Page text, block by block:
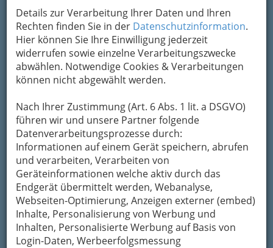
Details zur Verarbeitung Ihrer Daten und Ihren
Rechten finden Sie in der Datenschutzinformation.
Hier können Sie Ihre Einwilligung jederzeit
widerrufen sowie einzelne Verarbeitungszwecke
abwählen. Notwendige Cookies & Verarbeitungen
können nicht abgewählt werden.
Nach Ihrer Zustimmung (Art. 6 Abs. 1 lit. a DSGVO)
führen wir und unsere Partner folgende
Datenverarbeitungsprozesse durch:
Informationen auf einem Gerät speichern, abrufen
und verarbeiten, Verarbeiten von
Geräteinformationen welche aktiv durch das
Endgerät übermittelt werden, Webanalyse,
Webseiten-Optimierung, Anzeigen externer (embed)
Inhalte, Personalisierung von Werbung und
Inhalten, Personalisierte Werbung auf Basis von
Login-Daten, Werbeerfolgsmessung
Adresse mit Google Maps anschauen
Kontaktaufnahme
Um die Info-Graz Firmenvor Spam-Mails zu
, verwenden wir an dieser Stelle zur
Übermittlung Ihrer Nachricht ein sicheres
Formular. Ihre Nachricht wird nach dem
Absenden umgehend per Mail an das
Unternehmen Dr. Martina Maria Freigassner -
Fachärztin für Orthopädie und Orthopädische
Chirurgie weitergeleitet.
Mein Name
Meine Email Adresse